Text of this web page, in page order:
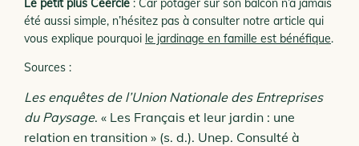
Le petit plus Ceercle : Car potager sur son balcon n’a jamais
été aussi simple, n’hésitez pas à consulter notre article qui
vous explique pourquoi le jardinage en famille est bénéfique.
Sources :
Les enquêtes de l’Union Nationale des Entreprises
du Paysage. « Les Français et leur jardin : une
relation en transition » (s. d.). Unep. Consulté à